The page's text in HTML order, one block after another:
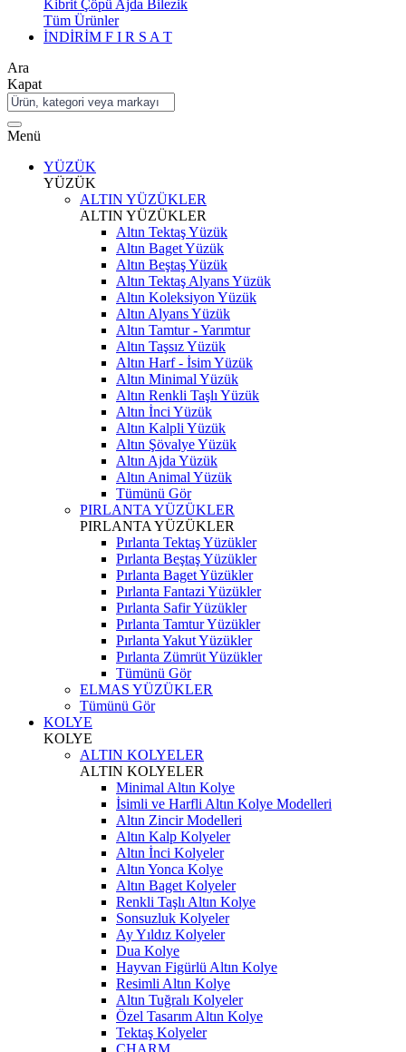
Kibrit Çöpü Ajda Bilezik
Tüm Ürünler
İNDİRİM F I R S A T
Ara
Kapat
Menü
YÜZÜK
YÜZÜK
ALTIN YÜZÜKLER
ALTIN YÜZÜKLER
Altın Tektaş Yüzük
Altın Baget Yüzük
Altın Beştaş Yüzük
Altın Tektaş Alyans Yüzük
Altın Koleksiyon Yüzük
Altın Alyans Yüzük
Altın Tamtur - Yarımtur
Altın Taşsız Yüzük
Altın Harf - İsim Yüzük
Altın Minimal Yüzük
Altın Renkli Taşlı Yüzük
Altın İnci Yüzük
Altın Kalpli Yüzük
Altın Şövalye Yüzük
Altın Ajda Yüzük
Altın Animal Yüzük
Tümünü Gör
PIRLANTA YÜZÜKLER
PIRLANTA YÜZÜKLER
Pırlanta Tektaş Yüzükler
Pırlanta Beştaş Yüzükler
Pırlanta Baget Yüzükler
Pırlanta Fantazi Yüzükler
Pırlanta Safir Yüzükler
Pırlanta Tamtur Yüzükler
Pırlanta Yakut Yüzükler
Pırlanta Zümrüt Yüzükler
Tümünü Gör
ELMAS YÜZÜKLER
Tümünü Gör
KOLYE
KOLYE
ALTIN KOLYELER
ALTIN KOLYELER
Minimal Altın Kolye
İsimli ve Harfli Altın Kolye Modelleri
Altın Zincir Modelleri
Altın Kalp Kolyeler
Altın İnci Kolyeler
Altın Yonca Kolye
Altın Baget Kolyeler
Renkli Taşlı Altın Kolye
Sonsuzluk Kolyeler
Ay Yıldız Kolyeler
Dua Kolye
Hayvan Figürlü Altın Kolye
Resimli Altın Kolye
Altın Tuğralı Kolyeler
Özel Tasarım Altın Kolye
Tektaş Kolyeler
CHARM